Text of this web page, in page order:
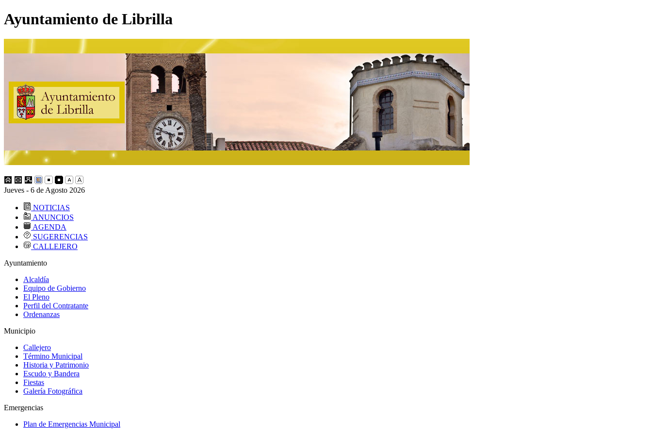
Ayuntamiento de Librilla
Jueves - 6 de Agosto 2026
NOTICIAS
ANUNCIOS
AGENDA
SUGERENCIAS
CALLEJERO
Ayuntamiento
Alcaldía
Equipo de Gobierno
El Pleno
Perfil del Contratante
Ordenanzas
Municipio
Callejero
Término Municipal
Historia y Patrimonio
Escudo y Bandera
Fiestas
Galería Fotográfica
Emergencias
Plan de Emergencias Municipal